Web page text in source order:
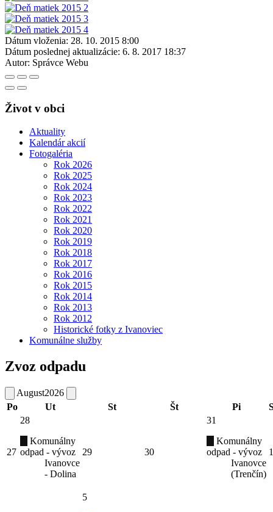
Dátum vloženia: 28. 10. 2015 8:00
Dátum poslednej aktualizácie: 6. 8. 2017 18:37
Autor: Správce Webu
Život v obci
Aktuality
Kalendár akcií
Fotogaléria
Rok 2026
Rok 2025
Rok 2024
Rok 2023
Rok 2022
Rok 2021
Rok 2020
Rok 2019
Rok 2018
Rok 2017
Rok 2016
Rok 2015
Rok 2014
Rok 2013
Rok 2012
Historické fotky z Ivanoviec
Komunálne služby
Zvoz odpadu
August2026
Po
Ut St Št Pi
27
28
Komunálny
odpad - vývoz
Ivanovce
- Dolina
29 30
31
Komunálny
odpad - vývoz
Ivanovce
(Trenčín)
1
5